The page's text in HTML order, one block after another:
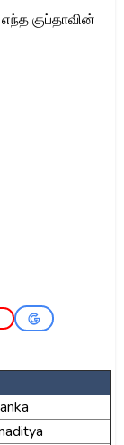
குப்தாவின்